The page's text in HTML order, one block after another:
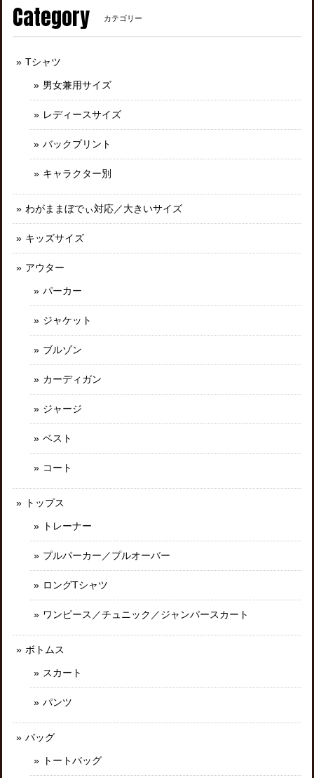
Category カテゴリー
Tシャツ
男女兼用サイズ
レディースサイズ
バックプリント
キャラクター別
わがままぼでぃ対応／大きいサイズ
キッズサイズ
アウター
パーカー
ジャケット
ブルゾン
カーディガン
ジャージ
ベスト
コート
トップス
トレーナー
プルパーカー／プルオーバー
ロングTシャツ
ワンピース／チュニック／ジャンパースカート
ボトムス
スカート
パンツ
バッグ
トートバッグ